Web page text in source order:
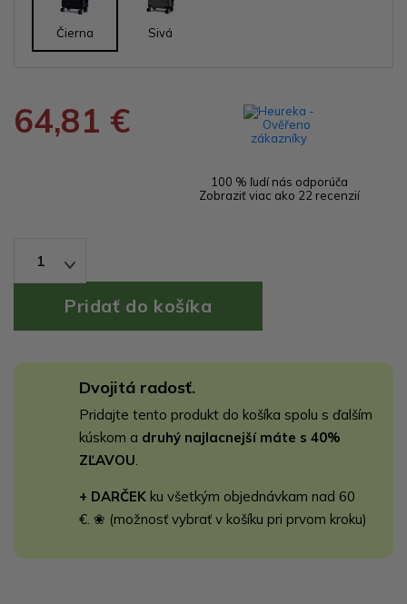
Čierna Sivá
64,81 €
100 % ľudí nás odporúča
Zobraziť viac ako 22 recenzií
1
Dvojitá radosť.
Pridajte tento produkt do košíka spolu s ďalším
kúskom a druhý najlacnejší máte s 40%
ZĽAVOU
+ DARČEK ku všetkým objednávkam nad 60
€. ❀ (možnosť vybrať v košíku pri prvom kroku)